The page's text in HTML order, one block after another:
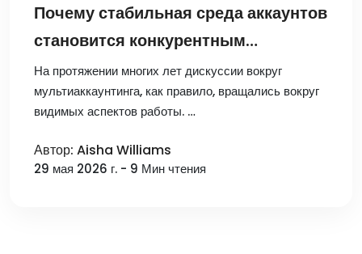
Почему стабильная среда аккаунтов
становится конкурентным
преимуществом в
мультиаккаунтинге
На протяжении многих лет дискуссии вокруг
мультиаккаунтинга, как правило, вращались вокруг
видимых аспектов работы. …
Автор: Aisha Williams
29 мая 2026 г. - 9 Мин чтения